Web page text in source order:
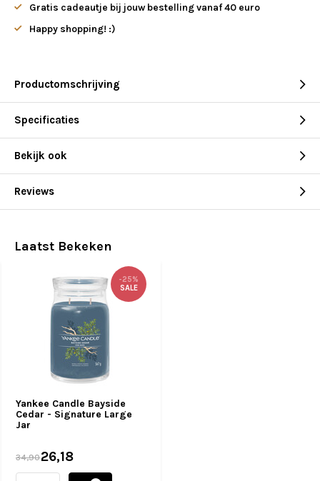
Gratis cadeautje bij jouw bestelling vanaf 40 euro
Happy shopping! :)
Productomschrijving
Specificaties
Bekijk ook
Reviews
Laatst Bekeken
Yankee Candle Bayside
Cedar - Signature Large
Jar
-25%
SALE
34,9026,18